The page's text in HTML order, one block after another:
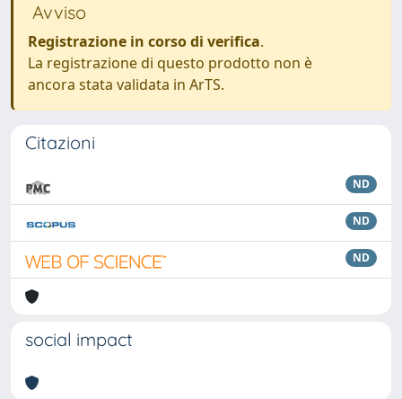
Avviso
Registrazione in corso di verifica.
La registrazione di questo prodotto non è
ancora stata validata in ArTS.
Citazioni
ND
ND
ND
social impact